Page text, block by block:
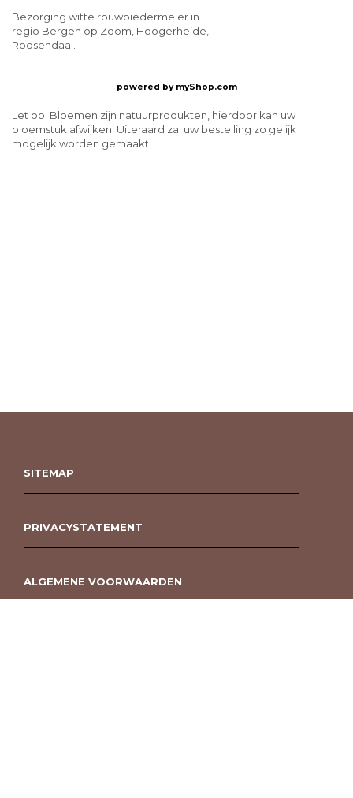
Bezorging witte rouwbiedermeier in
regio Bergen op Zoom, Hoogerheide,
Roosendaal.
powered by myShop.com
Let op: Bloemen zijn natuurprodukten, hierdoor kan uw
bloemstuk afwijken. Uiteraard zal uw bestelling zo gelijk
mogelijk worden gemaakt.
SITEMAP
PRIVACYSTATEMENT
ALGEMENE VOORWAARDEN